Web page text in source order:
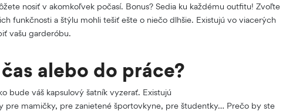
nosiť v akomkoľvek počasí. Bonus? Sedia ku každému outfitu! Zvoľte
funkčnosti a štýlu mohli tešiť ešte o niečo dlhšie. Existujú vo viacerých
vašu garderóbu.
alebo do práce?
bude váš kapsulový šatník vyzerať. Existujú
pre mamičky, pre zanietené športovkyne, pre študentky… Prečo by ste